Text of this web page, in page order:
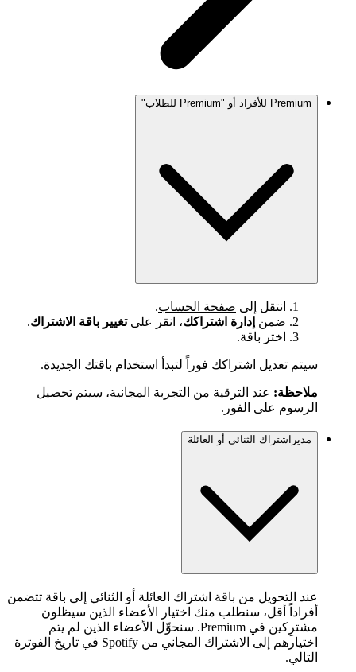
Premium للأفراد أو "Premium للطلاب"
انتقل إلى صفحة الحساب.
ضمن إدارة اشتراكك، انقر علىتغيير باقة الاشتراك.
اختر باقة.
سيتم تعديل اشتراكك فوراً لتبدأ استخدام باقتك الجديدة.
ملاحظة: عند الترقية من التجربة المجانية، سيتم تحصيل
الرسوم على الفور.
مديراشتراك الثنائي أو العائلة
عند التحويل من باقة اشتراك العائلة أو الثنائي إلى باقة تتضمن
أفراداً أقل، سنطلب منك اختيار الأعضاء الذين سيظلون
مشترِكين في Premium. سنحوِّل الأعضاء الذين لم يتم
اختيارهم إلى الاشتراك المجاني من Spotify في تاريخ الفوترة
التالي.